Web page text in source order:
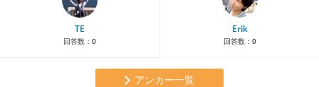
TE
回答数： 0
Erik
回答数： 0
アンカー一覧